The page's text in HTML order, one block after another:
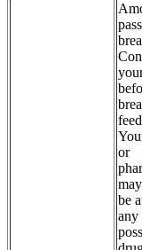
or
be
any